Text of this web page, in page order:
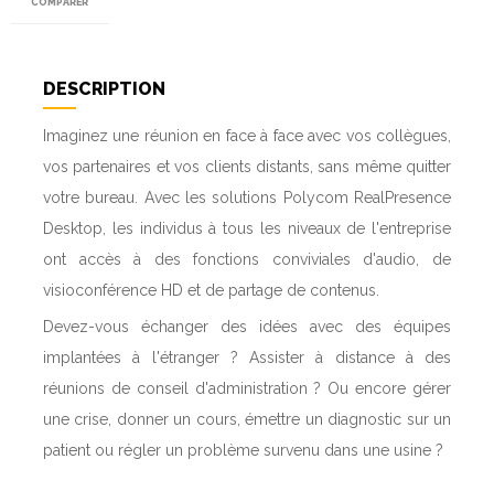
COMPARER
DESCRIPTION
Imaginez une réunion en face à face avec vos collègues,
vos partenaires et vos clients distants, sans même quitter
votre bureau. Avec les solutions Polycom RealPresence
Desktop, les individus à tous les niveaux de l'entreprise
ont accès à des fonctions conviviales d'audio, de
visioconférence HD et de partage de contenus.
Devez-vous échanger des idées avec des équipes
implantées à l'étranger ? Assister à distance à des
réunions de conseil d'administration ? Ou encore gérer
une crise, donner un cours, émettre un diagnostic sur un
patient ou régler un problème survenu dans une usine ?